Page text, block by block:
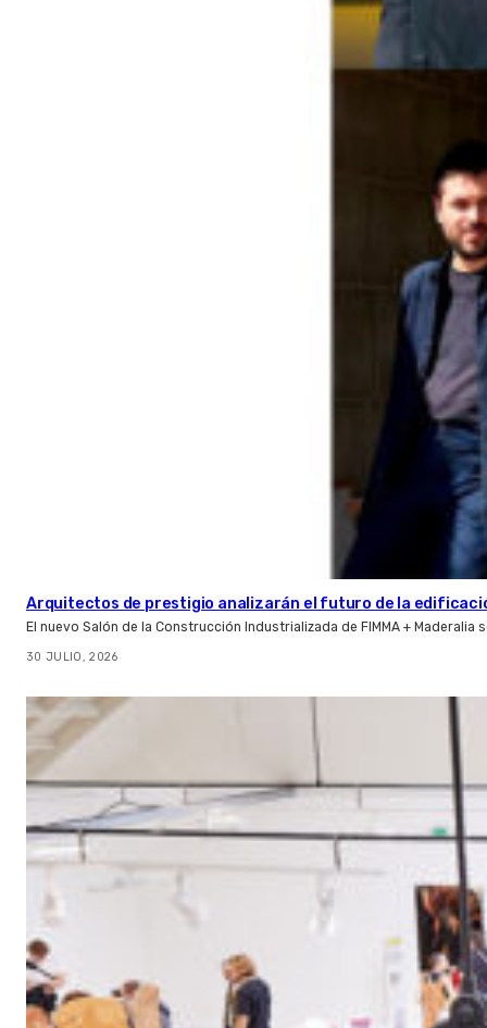
Arquitectos de prestigio analizarán el futuro de la
El nuevo Salón de la Construcción Industrializada de FIMMA +
30 JULIO, 2026